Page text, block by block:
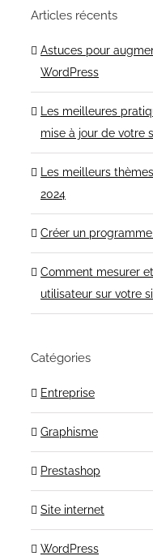
Articles récents
Astuces pour
WordPress
Les meilleures
mise à jour de votre
Les meilleurs
2024
Créer un
Comment mesurer
utilisateur sur votre
Catégories
Entreprise
Graphisme
Prestashop
Site internet
WordPress